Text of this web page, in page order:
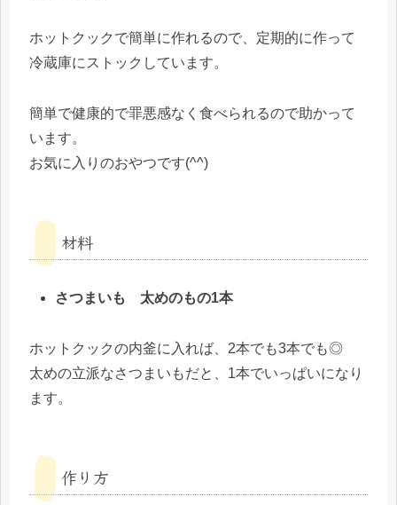
ホットクックで簡単に作れるので、定期的に作って
冷蔵庫にストックしています。
簡単で健康的で罪悪感なく食べられるので助かって
います。
お気に入りのおやつです(^^)
材料
さつまいも 太めのもの1本
ホットクックの内釜に入れば、2本でも3本でも◎
太めの立派なさつまいもだと、1本でいっぱいになり
ます。
作り方